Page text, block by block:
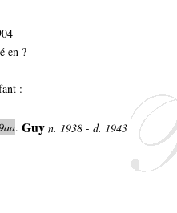
en ?
:
. Guy n. 1938 - d. 1943